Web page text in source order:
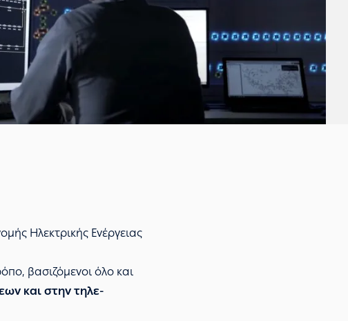
Ηλεκτρικής Ενέργειας
βασιζόμενοι όλο και
και στην τηλε-